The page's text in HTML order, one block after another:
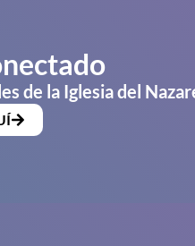
de la Iglesia del